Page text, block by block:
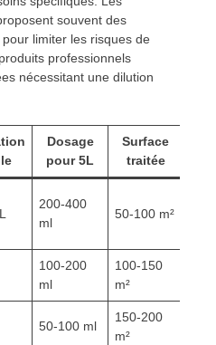
souvent des
limiter les risques de
professionnels
nécessitant une dilution
Dosage
pour 5L
Surface
traitée
200-400
ml
50-100 m²
100-200
ml
100-150
m²
50-100 ml
150-200
m²